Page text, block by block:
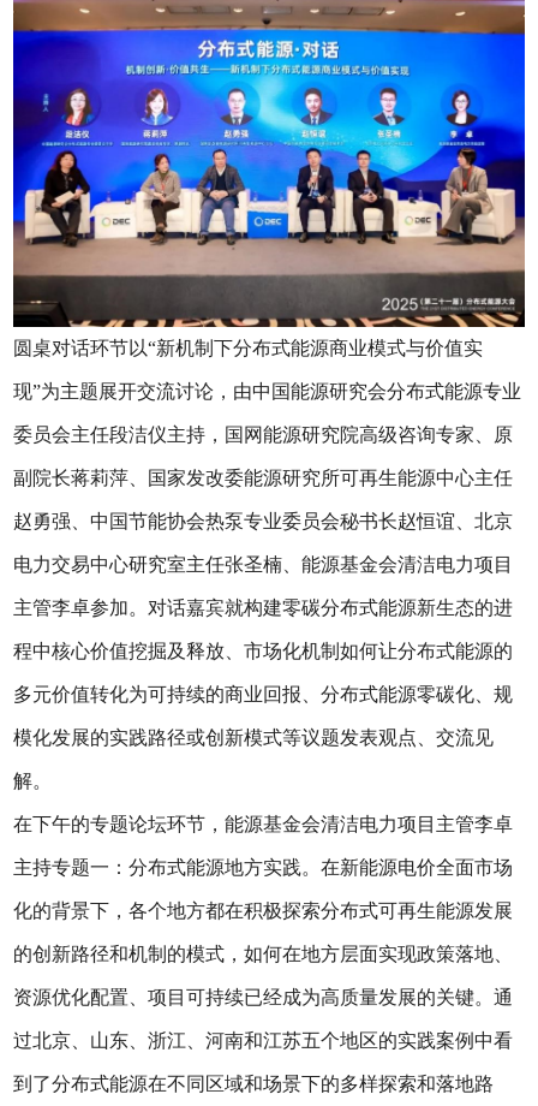
圆桌对话环节以“新机制下分布式能源商业模式与价值实
现”为主题展开交流讨论，由中国能源研究会分布式能源专业
委员会主任段洁仪主持，国网能源研究院高级咨询专家、原
副院长蒋莉萍、国家发改委能源研究所可再生能源中心主任
赵勇强、中国节能协会热泵专业委员会秘书长赵恒谊、北京
电力交易中心研究室主任张圣楠、能源基金会清洁电力项目
主管李卓参加。对话嘉宾就构建零碳分布式能源新生态的进
程中核心价值挖掘及释放、市场化机制如何让分布式能源的
多元价值转化为可持续的商业回报、分布式能源零碳化、规
模化发展的实践路径或创新模式等议题发表观点、交流见
解。
在下午的专题论坛环节，能源基金会清洁电力项目主管李卓
主持专题一：分布式能源地方实践。在新能源电价全面市场
化的背景下，各个地方都在积极探索分布式可再生能源发展
的创新路径和机制的模式，如何在地方层面实现政策落地、
资源优化配置、项目可持续已经成为高质量发展的关键。通
过北京、山东、浙江、河南和江苏五个地区的实践案例中看
到了分布式能源在不同区域和场景下的多样探索和落地路